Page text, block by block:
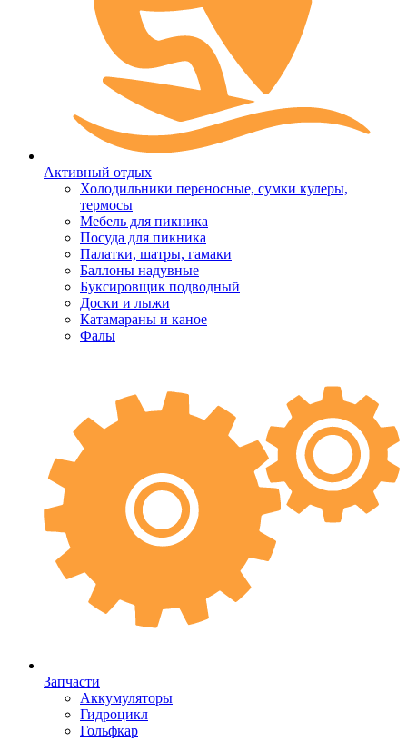
Активный отдых
Холодильники переносные, сумки кулеры,
термосы
Мебель для пикника
Посуда для пикника
Палатки, шатры, гамаки
Баллоны надувные
Буксировщик подводный
Доски и лыжи
Катамараны и каное
Фалы
Запчасти
Аккумуляторы
Гидроцикл
Гольфкар